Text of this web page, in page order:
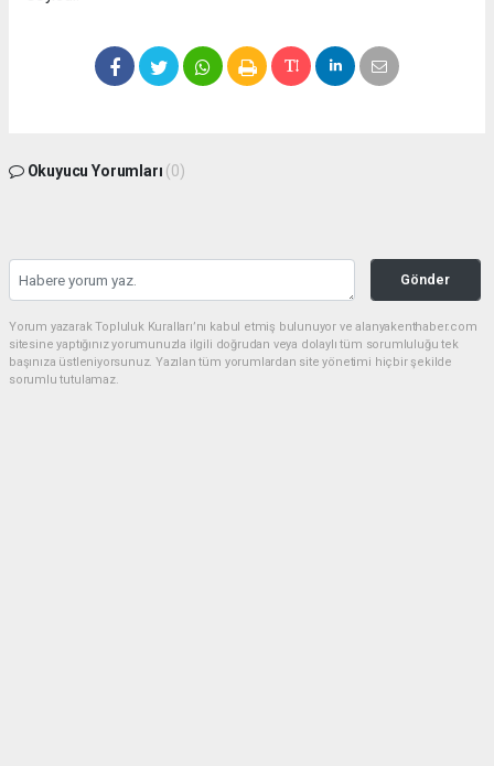
Okuyucu Yorumları (0)
Gönder
Yorum yazarak Topluluk Kuralları’nı kabul etmiş bulunuyor ve alanyakenthaber.com
sitesine yaptığınız yorumunuzla ilgili doğrudan veya dolaylı tüm sorumluluğu tek
başınıza üstleniyorsunuz. Yazılan tüm yorumlardan site yönetimi hiçbir şekilde
sorumlu tutulamaz.